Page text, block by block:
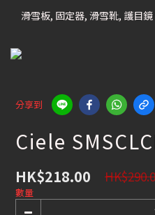
凡購滿HK$699 香港及
滑雪板, 固定器, 滑雪靴, 護目
我們提供全球運送服
分享到
Ciele
HK$218.00
數量